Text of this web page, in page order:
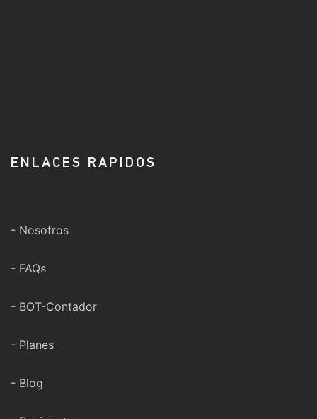
ENLACES RAPIDOS
- Nosotros
- FAQs
- BOT-Contador
- Planes
- Blog